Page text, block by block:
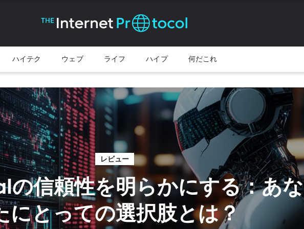
ハイテク ウェブ ライフ ハイプ 何だこれ
レビュー
の信頼性を明らかにする：あな
にとっての選択肢とは？